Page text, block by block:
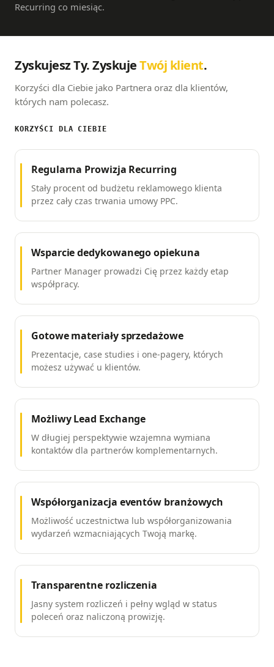
Recurring co miesiąc.
Zyskujesz Ty. ZyskujeTwój klient.
Korzyści dla Ciebie jako Partnera oraz dla klientów,
których nam polecasz.
KORZYŚCI DLA CIEBIE
Regularna Prowizja Recurring
Stały procent od budżetu reklamowego klienta
przez cały czas trwania umowy PPC.
Wsparcie dedykowanego opiekuna
Partner Manager prowadzi Cię przez każdy etap
współpracy.
Gotowe materiały sprzedażowe
Prezentacje, case studies i one-pagery, których
możesz używać u klientów.
Możliwy Lead Exchange
W długiej perspektywie wzajemna wymiana
kontaktów dla partnerów komplementarnych.
Współorganizacja eventów branżowych
Możliwość uczestnictwa lub współorganizowania
wydarzeń wzmacniających Twoją markę.
Transparentne rozliczenia
Jasny system rozliczeń i pełny wgląd w status
poleceń oraz naliczoną prowizję.